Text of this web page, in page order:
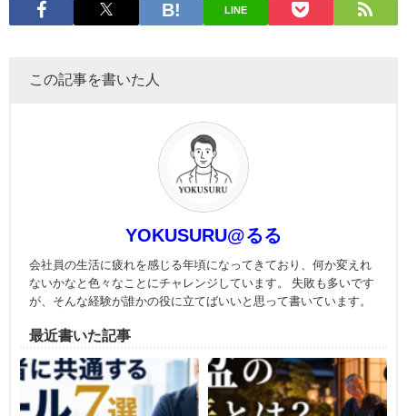
LINE
この記事を書いた人
YOKUSURU@るる
会社員の生活に疲れを感じる年頃になってきており、何か変えれ
ないかなと色々なことにチャレンジしています。 失敗も多いです
が、そんな経験が誰かの役に立てばいいと思って書いています。
最近書いた記事